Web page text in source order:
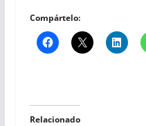
Compártelo:
Relacionado